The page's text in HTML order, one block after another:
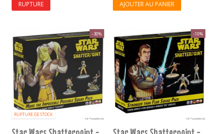
RUPTURE
AJOUTER AU PANIER
-30%
RUPTURE DE STOCK
-10%